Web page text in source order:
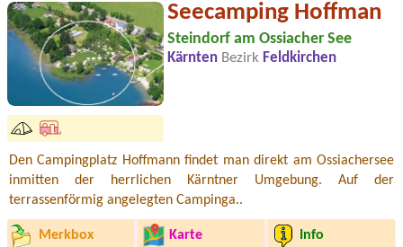
Seecamping Hoffman
Steindorf am Ossiacher See
Kärnten Bezirk Feldkirchen
Den Campingplatz Hoffmann findet man direkt am Ossiachersee
inmitten der herrlichen Kärntner Umgebung. Auf der
terrassenförmig angelegten Campinga..
Merkbox Karte Info